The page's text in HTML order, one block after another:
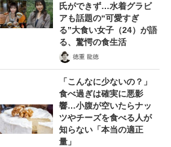
倉本聰氏（91...
氏ができず…水着グラビ
アも話題の“可愛すぎ
る”大食い女子（24）が語
る、驚愕の食生活
徳重 龍徳
「こんなに少ないの？」
食べ過ぎは確実に悪影
響…小腹が空いたらナッ
ツやチーズを食べる人が
知らない「本当の適正
量」